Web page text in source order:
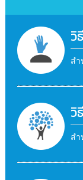
วิ
ส
วิ
สำ